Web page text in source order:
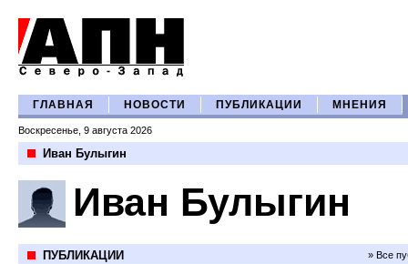
ГЛАВНАЯ НОВОСТИ ПУБЛИКАЦИИ МНЕНИЯ
Воскресенье, 9 августа 2026
Иван Булыгин
Иван Булыгин
ПУБЛИКАЦИИ » Все